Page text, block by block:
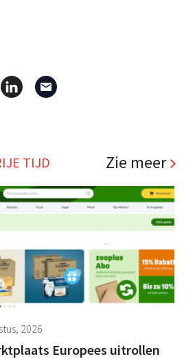
TIJD Zie meer
2026
Europees uitrollen